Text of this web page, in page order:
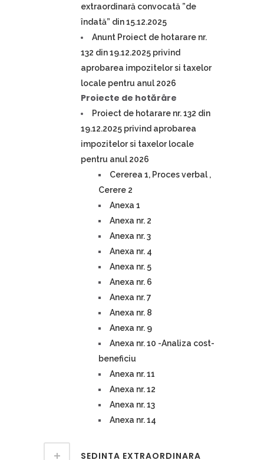
extraordinară convocată ”de
îndată” din 15.12.2025
Anunt Proiect de hotarare nr.
132 din 19.12.2025 privind
aprobarea impozitelor si taxelor
locale pentru anul 2026
Proiecte de hotărâre
Proiect de hotarare nr. 132 din
19.12.2025 privind aprobarea
impozitelor si taxelor locale
pentru anul 2026
Cererea 1, Proces verbal ,
Cerere 2
Anexa 1
Anexa nr. 2
Anexa nr. 3
Anexa nr. 4
Anexa nr. 5
Anexa nr. 6
Anexa nr. 7
Anexa nr. 8
Anexa nr. 9
Anexa nr. 10 -Analiza cost-
beneficiu
Anexa nr. 11
Anexa nr. 12
Anexa nr. 13
Anexa nr. 14
SEDINTA EXTRAORDINARA